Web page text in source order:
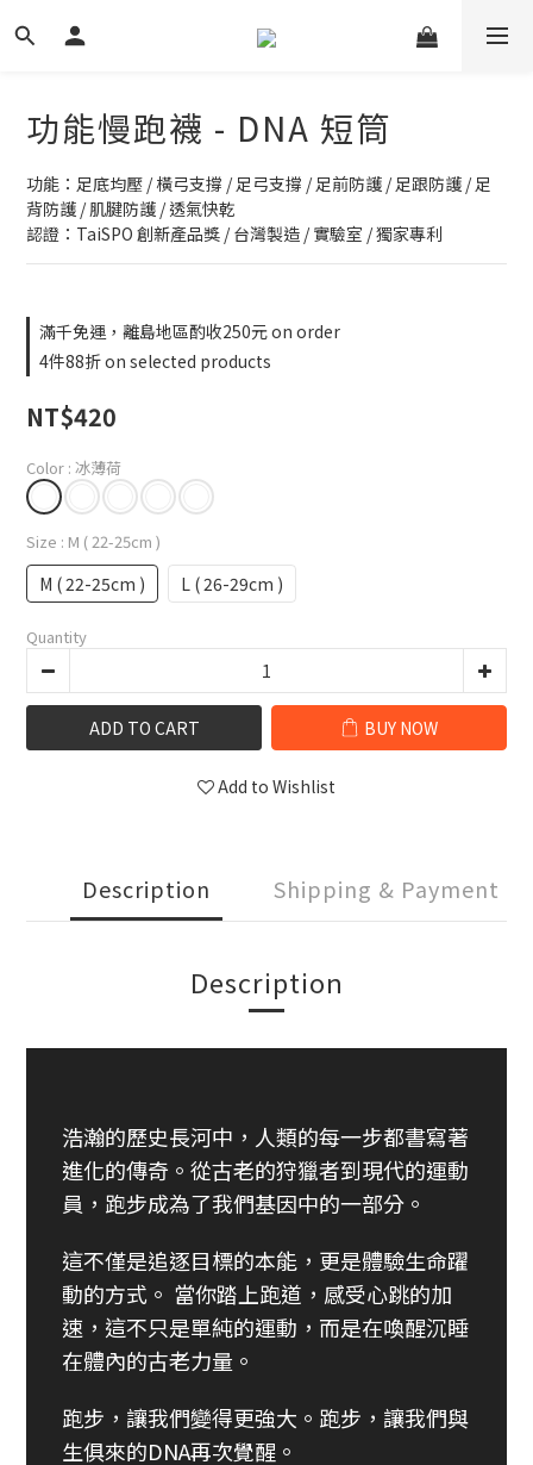
功能慢跑襪 - DNA 短筒
功能：足底均壓 / 橫弓支撐 / 足弓支撐 / 足前防護 / 足跟防護 / 足
背防護 / 肌腱防護 / 透氣快乾
認證：TaiSPO 創新產品獎 / 台灣製造 / 實驗室 / 獨家專利
滿千免運，離島地區酌收250元 on order
4件88折 on selected products
NT$420
Color : 冰薄荷
Size : M ( 22-25cm )
M ( 22-25cm ) L ( 26-29cm )
Quantity
ADD TO CART BUY NOW
Add to Wishlist
Description Shipping & Payment
Description
浩瀚的歷史長河中，人類的每一步都書寫著
進化的傳奇。從古老的狩獵者到現代的運動
員，跑步成為了我們基因中的一部分。
這不僅是追逐目標的本能，更是體驗生命躍
動的方式。 當你踏上跑道，感受心跳的加
速，這不只是單純的運動，而是在喚醒沉睡
在體內的古老力量。
跑步，讓我們變得更強大。跑步，讓我們與
生俱來的DNA再次覺醒。